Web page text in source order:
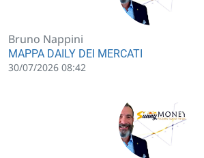
Bruno Nappini
MAPPA DAILY DEI MERCATI
30/07/2026 08:42